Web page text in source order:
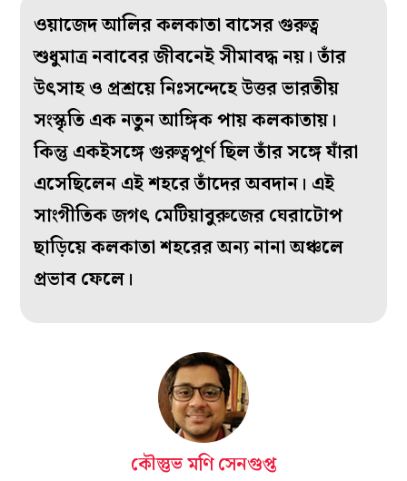
ওয়াজেদ আলির কলকাতা বাসের গুরুত্ব
শুধুমাত্র নবাবের জীবনেই সীমাবদ্ধ নয়। তাঁর
উৎসাহ ও প্রশ্রয়ে নিঃসন্দেহে উত্তর ভারতীয়
সংস্কৃতি এক নতুন আঙ্গিক পায় কলকাতায়।
কিন্তু একইসঙ্গে গুরুত্বপূর্ণ ছিল তাঁর সঙ্গে যাঁরা
এসেছিলেন এই শহরে তাঁদের অবদান। এই
সাংগীতিক জগৎ মেটিয়াবুরুজের ঘেরাটোপ
ছাড়িয়ে কলকাতা শহরের অন্য নানা অঞ্চলে
প্রভাব ফেলে।
কৌস্তুভ মণি সেনগুপ্ত